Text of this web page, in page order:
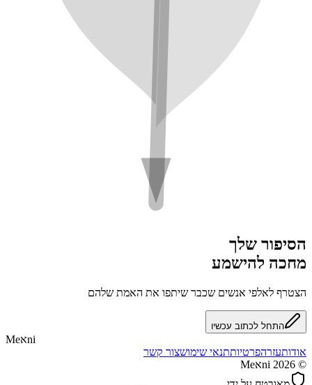
הסיפור שלך
מחכה להישמע
הצטרף לאלפי אנשים שכבר שיתפו את האמת שלהם
התחל לכתוב עכשיו
Meאni
אודותעזרהפרטיותתנאי שימושצור קשר
©
2026 Meאni